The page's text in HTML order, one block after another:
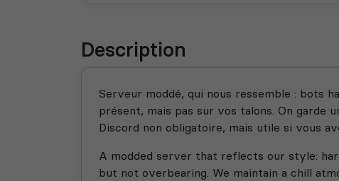
Description
Serveur moddé, qui nous ressemble : bots
présent, mais pas sur vos talons. On garde
Discord non obligatoire, mais utile si vous
A modded server that reflects our style:
but not overbearing. We maintain a chill